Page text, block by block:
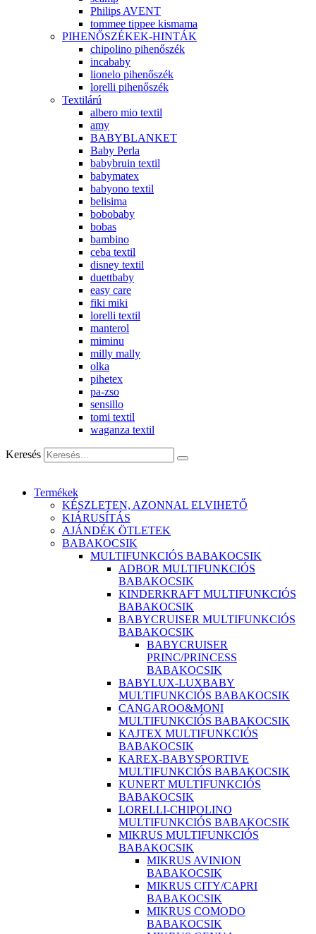
Philips AVENT
tommee tippee kismama
PIHENŐSZÉKEK-HINTÁK
chipolino pihenőszék
incababy
lionelo pihenőszék
lorelli pihenőszék
Textilárú
albero mio textil
amy
BABYBLANKET
Baby Perla
babybruin textil
babymatex
babyono textil
belisima
bobobaby
bobas
bambino
ceba textil
disney textil
duettbaby
easy care
fiki miki
lorelli textil
manterol
miminu
milly mally
olka
pihetex
pa-zso
sensillo
tomi textil
waganza textil
Keresés
Termékek
KÉSZLETEN, AZONNAL ELVIHETŐ
KIÁRUSÍTÁS
AJÁNDÉK ÖTLETEK
BABAKOCSIK
MULTIFUNKCIÓS BABAKOCSIK
ADBOR MULTIFUNKCIÓS
BABAKOCSIK
KINDERKRAFT MULTIFUNKCIÓS
BABAKOCSIK
BABYCRUISER MULTIFUNKCIÓS
BABAKOCSIK
BABYCRUISER
PRINC/PRINCESS
BABAKOCSIK
BABYLUX-LUXBABY
MULTIFUNKCIÓS BABAKOCSIK
CANGAROO&MONI
MULTIFUNKCIÓS BABAKOCSIK
KAJTEX MULTIFUNKCIÓS
BABAKOCSIK
KAREX-BABYSPORTIVE
MULTIFUNKCIÓS BABAKOCSIK
KUNERT MULTIFUNKCIÓS
BABAKOCSIK
LORELLI-CHIPOLINO
MULTIFUNKCIÓS BABAKOCSIK
MIKRUS MULTIFUNKCIÓS
BABAKOCSIK
MIKRUS AVINION
BABAKOCSIK
MIKRUS CITY/CAPRI
BABAKOCSIK
MIKRUS COMODO
BABAKOCSIK